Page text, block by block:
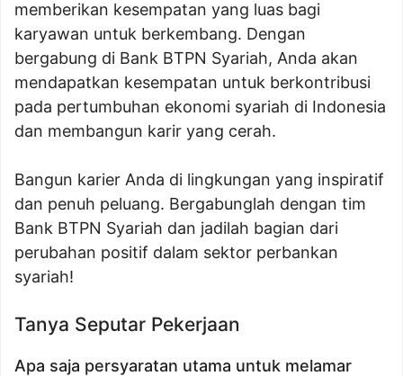
memberikan kesempatan yang luas bagi
karyawan untuk berkembang. Dengan
bergabung di Bank BTPN Syariah, Anda akan
mendapatkan kesempatan untuk berkontribusi
pada pertumbuhan ekonomi syariah di Indonesia
dan membangun karir yang cerah.
Bangun karier Anda di lingkungan yang inspiratif
dan penuh peluang. Bergabunglah dengan tim
Bank BTPN Syariah dan jadilah bagian dari
perubahan positif dalam sektor perbankan
syariah!
Tanya Seputar Pekerjaan
Apa saja persyaratan utama untuk melamar